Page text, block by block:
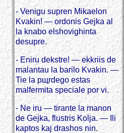
- Venigu supren Mikaelon
Kvakin! — ordonis Gejka al
la knabo elshovighinta
desupre.
- Eniru dekstre! — ekkriis de
malantau la barilo Kvakin. —
Tie la pщrdego estas
malfermita speciale por vi.
- Ne iru — tirante la manon
de Gejka, flustris Kolja. — Ili
kaptos kaj drashos nin.